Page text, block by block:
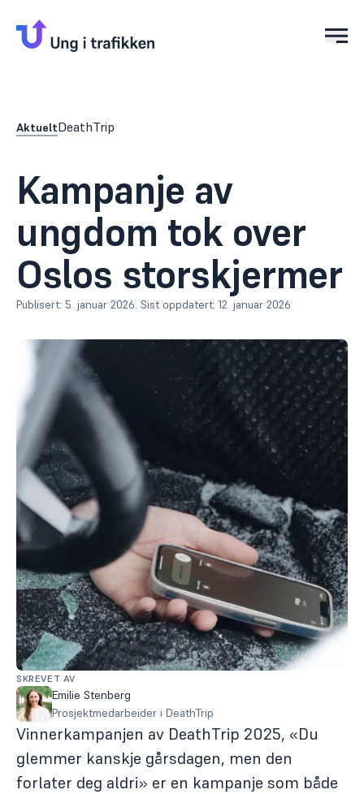
AktueltDeathTrip
Kampanje av
ungdom tok over
Oslos storskjermer
Publisert: 5. januar 2026. Sist oppdatert: 12. januar 2026
SKREVET AV
Emilie Stenberg
Prosjektmedarbeider i DeathTrip
Vinnerkampanjen av DeathTrip 2025, «Du
glemmer kanskje gårsdagen, men den
forlater deg aldri» er en kampanje som både